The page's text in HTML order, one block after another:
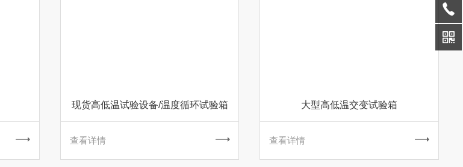
现货高低温试验设备/温度循环试验箱
查看详情
大型高低温交变试验箱
查看详情